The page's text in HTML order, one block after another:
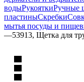
водыРукояткиРучные
пластиныСкребки
мытья посуды и
—53913, Щетка для